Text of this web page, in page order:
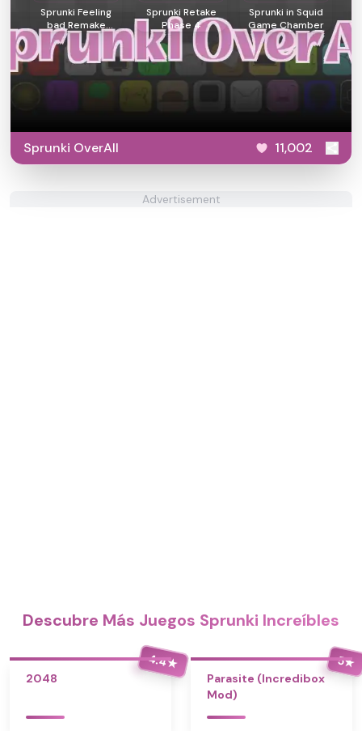
Sprunki Feeling
bad Remake
deluxe
Sprunki Retake
Phase 4
Sprunki in Squid
Game Chamber
Sprunki OverAll 11,002
Advertisement
Descubre Más Juegos Sprunki Increíbles
4.4★
2048
5★
Parasite (Incredibox
Mod)